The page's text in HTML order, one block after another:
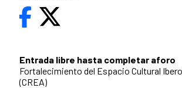
Entrada libre hasta completar aforo
Fortalecimiento del Espacio Cultural
(CREA)